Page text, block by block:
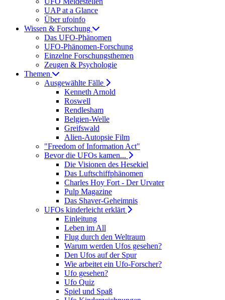
UAP at a Glance
Über ufoinfo
Wissen & Forschung
Das UFO-Phänomen
UFO-Phänomen-Forschung
Einzelne Forschungsthemen
Zeugen & Psychologie
Themen
Ausgewählte Fälle
Kenneth Arnold
Roswell
Rendlesham
Belgien-Welle
Greifswald
Alien-Autopsie Film
"Freedom of Information Act"
Bevor die UFOs kamen...
Die Visionen des Hesekiel
Das Luftschiffphänomen
Charles Hoy Fort - Der Urvater
Pulp Magazine
Das Shaver-Geheimnis
UFOs kinderleicht erklärt
Einleitung
Leben im All
Flug durch den Weltraum
Warum werden Ufos gesehen?
Den Ufos auf der Spur
Wie arbeitet ein Ufo-Forscher?
Ufo gesehen?
Ufo Quiz
Spiel und Spaß